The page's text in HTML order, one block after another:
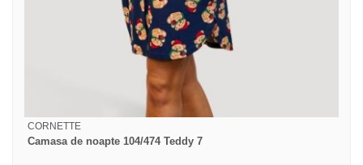
CORNETTE
Camasa de noapte 104/474 Teddy 7